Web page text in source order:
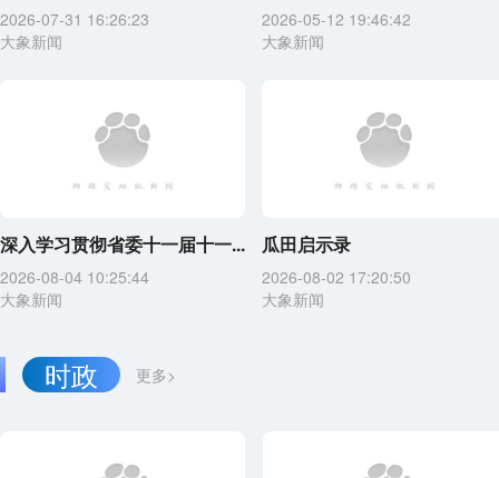
2026-07-31 16:26:23
大象新闻
2026-05-12 19:46:42
大象新闻
深入学习贯彻省委十一届十一...
2026-08-04 10:25:44
大象新闻
瓜田启示录
2026-08-02 17:20:50
大象新闻
更多>
时政